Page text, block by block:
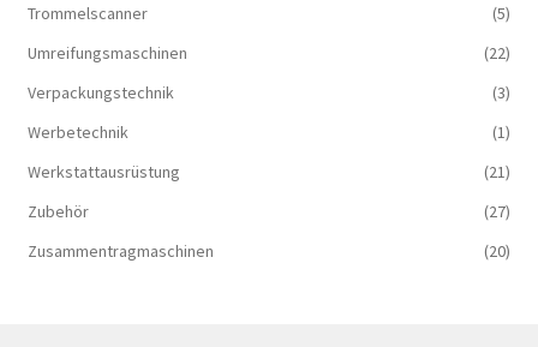
Trommelscanner
(5)
Umreifungsmaschinen
(22)
Verpackungstechnik
(3)
Werbetechnik
(1)
Werkstattausrüstung
(21)
Zubehör
(27)
Zusammentragmaschinen
(20)